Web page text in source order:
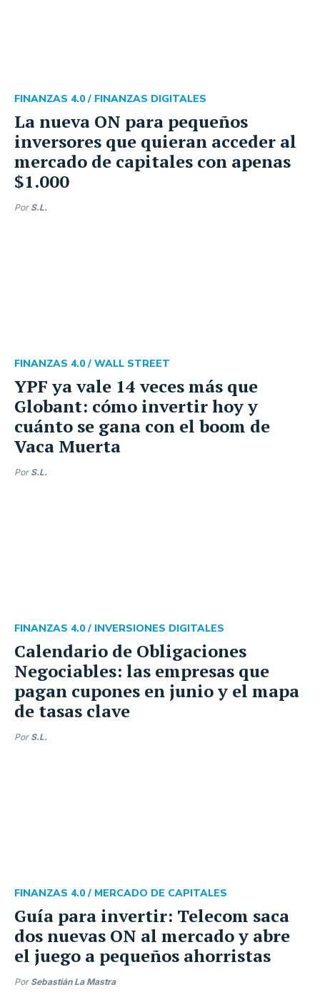
La nueva ON para pequeños
inversores que quieran acceder al
mercado de capitales con apenas
$1.000
FINANZAS 4.0 / FINANZAS DIGITALES
Por S.L.
YPF ya vale 14 veces más que
Globant: cómo invertir hoy y
cuánto se gana con el boom de
Vaca Muerta
FINANZAS 4.0 / WALL STREET
Por S.L.
Calendario de Obligaciones
Negociables: las empresas que
pagan cupones en junio y el mapa
de tasas clave
FINANZAS 4.0 / INVERSIONES DIGITALES
Por S.L.
Guía para invertir: Telecom saca
dos nuevas ON al mercado y abre
el juego a pequeños ahorristas
FINANZAS 4.0 / MERCADO DE CAPITALES
Por Sebastián La Mastra